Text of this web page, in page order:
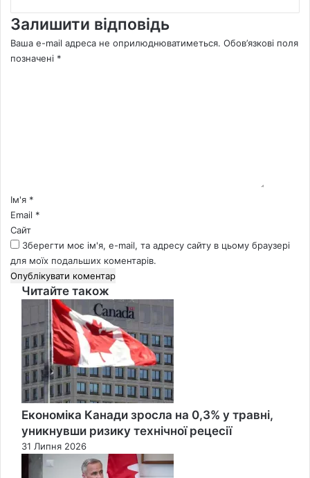
Залишити відповідь
Ваша e-mail адреса не оприлюднюватиметься. Обов’язкові поля
позначені *
*Ім'я *
Email *
Сайт
Зберегти моє ім'я, e-mail, та адресу сайту в цьому браузері
для моїх подальших коментарів.
Читайте також
Економіка Канади зросла на 0,3% у травні,
уникнувши ризику технічної рецесії
31 Липня 2026